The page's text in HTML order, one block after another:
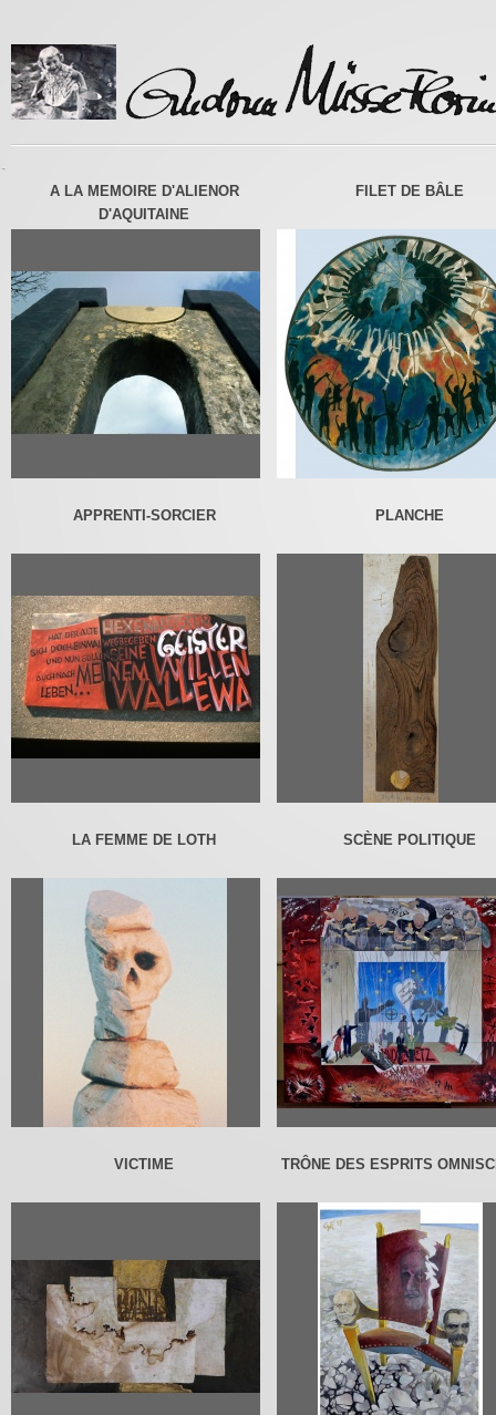
A LA MEMOIRE D'ALIENOR
D'AQUITAINE
FILET DE BÂLE
APPRENTI-SORCIER PLANCHE
LA FEMME DE LOTH SCÈNE POLITIQUE
VICTIME TRÔNE DES ESPRITS
-